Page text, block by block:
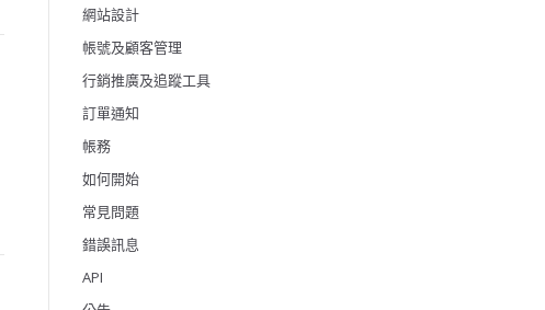
網站設計
帳號及顧客管理
行銷推廣及追蹤工具
訂單通知
帳務
如何開始
常見問題
錯誤訊息
API